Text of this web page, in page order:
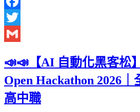
Facebook
Twitter
📣📣【AI 自動化黑客松
Open Hackathon 2026｜
高中職